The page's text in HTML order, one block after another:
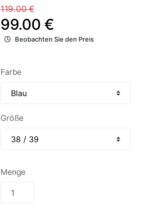
119.00 €
99.00 €
Beobachten Sie den Preis
Farbe
Größe
Menge